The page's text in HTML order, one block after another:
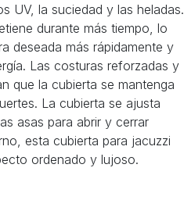
UV, la suciedad y las heladas.
durante más tiempo, lo
deseada más rápidamente y
Las costuras reforzadas y
que la cubierta se mantenga
La cubierta se ajusta
asas para abrir y cerrar
esta cubierta para jacuzzi
ordenado y lujoso.